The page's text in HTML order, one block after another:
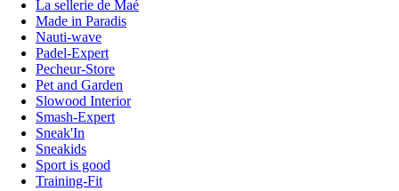
La sellerie de Maé
Made in Paradis
Nauti-wave
Padel-Expert
Pecheur-Store
Pet and Garden
Slowood Interior
Smash-Expert
Sneak'In
Sneakids
Sport is good
Training-Fit